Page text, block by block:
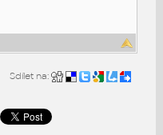
Sdílet na: